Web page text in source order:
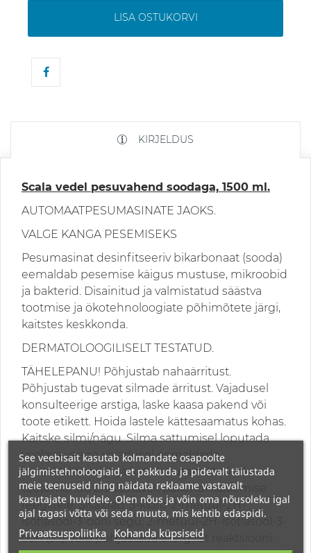
LISA OSTUKORVI
KIRJELDUS
Scala vedel pesuvahend soodaga, 1500 ml.
AUTOMAATPESUMASINATE JAOKS.
VALGE KANGA PESEMISEKS
Pesumasinat desinfitseeriv bikarbonaat (sooda)
eemaldab pesemise käigus mustuse, mikroobid
ja bakterid. Disainitud ja valmistatud säästva
tootmise ja ökotehnoloogiate põhimõtete järgi,
kaitstes keskkonda.
DERMATOLOOGILISELT TESTATUD.
TÄHELEPANU! Põhjustab nahaärritust.
Põhjustab tugevat silmade ärritust. Vajadusel
konsulteerige arstiga, laske kaasa pakend või
toote etikett. Hoida lastele kättesaamatus kohas.
Kaitske silmi/nägu. Silma sattumisel loputada
voolava veega, vajadusel eemaldada
kontaktläätsed ja jätkata loputamist. Visake
tootemahuti ära vastavalt pakendi käitlemise
reeglitele. Sisaldab: 5-kloro-2-metüül-2H-
isotiasool-3-ooni segu; 2-metüül-2H-isotiasool-3-
oon (3:1) Võib põhjustada allergilist reaktsiooni.
See veebisait kasutab kolmandate osapoolte
jälgimistehnoloogiaid, et pakkuda ja pidevalt täiustada
meie teenuseid ning näidata reklaame vastavalt
kasutajate huvidele. Olen nõus ja võin oma nõusoleku igal
ajal tagasi võtta või seda muuta, mis kehtib edaspidi.
Privaatsuspoliitika Kohanda küpsiseid